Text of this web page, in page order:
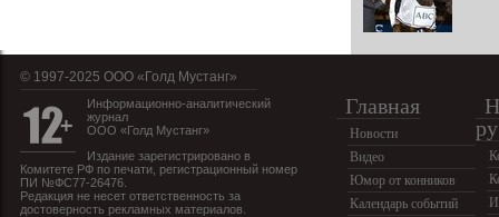
© 1997-2025 OOO «Голд Мустанг»
Информационно-аналитический
журнал
ООО «Голд Мустанг»
Издание зарегистрировано в
Комитете РФ по печати, регистрационный номер
ПИ №ФС77-26476.
Редакция не несет ответственность за
достоверность рекламных материалов.
Главная
Новости
Видео
Юмор от конников
Календарь событий